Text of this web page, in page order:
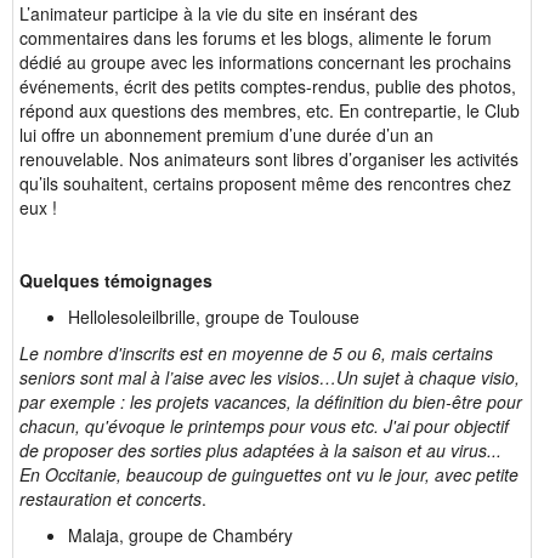
L’animateur participe à la vie du site en insérant des
commentaires dans les forums et les blogs, alimente le forum
dédié au groupe avec les informations concernant les prochains
événements, écrit des petits comptes-rendus, publie des photos,
répond aux questions des membres, etc. En contrepartie, le Club
lui offre un abonnement premium d’une durée d’un an
renouvelable. Nos animateurs sont libres d’organiser les activités
qu’ils souhaitent, certains proposent même des rencontres chez
eux !
Quelques témoignages
Hellolesoleilbrille, groupe de Toulouse
Le nombre d'inscrits est en moyenne de 5 ou 6, mais certains
seniors sont mal à l’aise avec les visios…Un sujet à chaque visio,
par exemple : les projets vacances, la définition du bien-être pour
chacun, qu'évoque le printemps pour vous etc. J'ai pour objectif
de proposer des sorties plus adaptées à la saison et au virus...
En Occitanie, beaucoup de guinguettes ont vu le jour, avec petite
restauration et concerts.
Malaja, groupe de Chambéry